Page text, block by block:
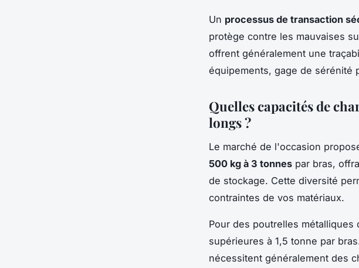
Un processus de transaction
protège contre les mauvaises
offrent généralement une
équipements, gage de sérénité
Quelles capacités de
longs ?
Le marché de l'occasion
500 kg à 3 tonnes par bras,
de stockage. Cette diversité
contraintes de vos matériaux.
Pour des poutrelles
supérieures à 1,5 tonne par
nécessitent généralement des